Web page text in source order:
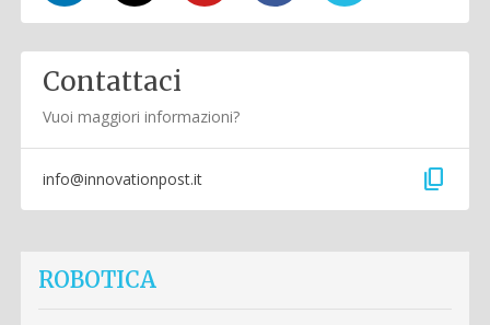
Contattaci
Vuoi maggiori informazioni?
info@innovationpost.it content_copy
ROBOTICA